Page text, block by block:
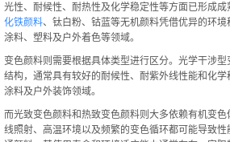
光性、耐候性、耐热性及化学稳定性等方面已形成成
化铁颜料、钛白粉、钴蓝等无机颜料凭借优异的环境
涂料、塑料及户外着色等领域。
变色颜料则需要根据具体类型进行区分。光学干涉
结构，通常具有较好的耐候性、耐紫外线性能和化
涂料及户外装饰领域。
而光致变色颜料和热致变色颜料则大多依赖有机变
线照射、高温环境以及频繁的变色循环都可能导致